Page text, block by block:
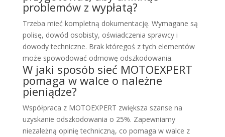
problemów z wypłatą?
Trzeba mieć kompletną dokumentację. Wymagane są
polisę, dowód osobisty, oświadczenia sprawcy i
dowody techniczne. Brak któregoś z tych elementów
może spowodować odmowę odszkodowania.
W jaki sposób sieć MOTOEXPERT
pomaga w walce o należne
pieniądze?
Współpraca z MOTOEXPERT zwiększa szanse na
uzyskanie odszkodowania o 25%. Zapewniamy
niezależną opinię techniczną, co pomaga w walce z